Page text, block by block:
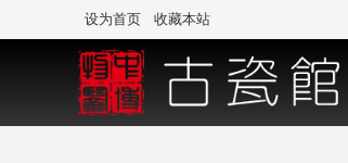
设为首页 收藏本站